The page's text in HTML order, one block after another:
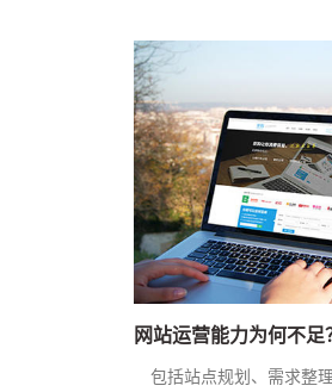
站域名开始。一般来说，
站。网站域名显然非常重
样。选择一个非常有代表
必要考虑。 国际领域最常
网站运营能力为何不足
包括站点规划、需求整